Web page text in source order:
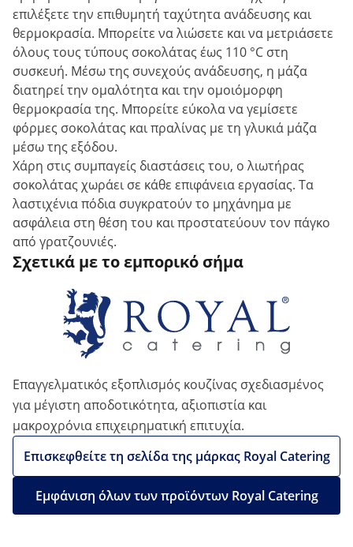
επιλέξετε την επιθυμητή ταχύτητα ανάδευσης και
θερμοκρασία. Μπορείτε να λιώσετε και να μετριάσετε
όλους τους τύπους σοκολάτας έως 110 °C στη
συσκευή. Μέσω της συνεχούς ανάδευσης, η μάζα
διατηρεί την ομαλότητα και την ομοιόμορφη
θερμοκρασία της. Μπορείτε εύκολα να γεμίσετε
φόρμες σοκολάτας και πραλίνας με τη γλυκιά μάζα
μέσω της εξόδου.
Χάρη στις συμπαγείς διαστάσεις του, ο λιωτήρας
σοκολάτας χωράει σε κάθε επιφάνεια εργασίας. Τα
λαστιχένια πόδια συγκρατούν το μηχάνημα με
ασφάλεια στη θέση του και προστατεύουν τον πάγκο
από γρατζουνιές.
Σχετικά με το εμπορικό σήμα
Επαγγελματικός εξοπλισμός κουζίνας σχεδιασμένος
για μέγιστη αποδοτικότητα, αξιοπιστία και
μακροχρόνια επιχειρηματική επιτυχία.
Επισκεφθείτε τη σελίδα της μάρκας Royal Catering
Εμφάνιση όλων των προϊόντων Royal Catering